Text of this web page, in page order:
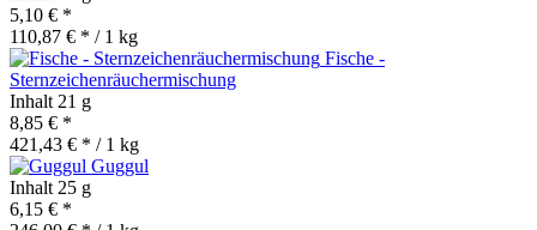
5,10 € *
110,87 € * / 1 kg
Fische -
Sternzeichenräuchermischung
Inhalt 21 g
8,85 € *
421,43 € * / 1 kg
Guggul
Inhalt 25 g
6,15 € *